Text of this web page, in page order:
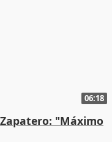
06:18
"Máximo